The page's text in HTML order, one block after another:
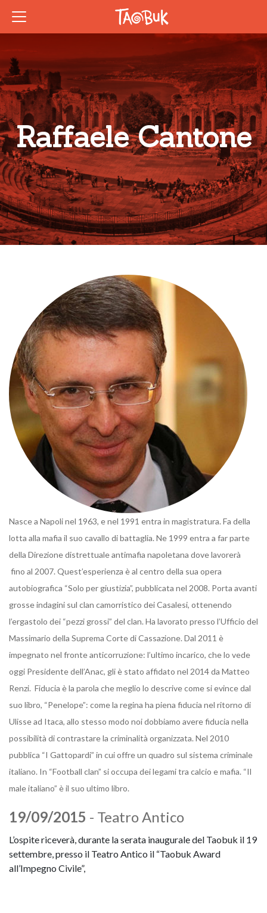
Raffaele Cantone
Nasce a Napoli nel 1963, e nel 1991 entra in magistratura. Fa della
lotta alla mafia il suo cavallo di battaglia. Ne 1999 entra a far parte
della Direzione distrettuale antimafia napoletana dove lavorerà
fino al 2007. Quest’esperienza è al centro della sua opera
autobiografica “Solo per giustizia”, pubblicata nel 2008. Porta avanti
grosse indagini sul clan camorristico dei Casalesi, ottenendo
l’ergastolo dei “pezzi grossi” del clan. Ha lavorato presso l’Ufficio del
Massimario della Suprema Corte di Cassazione. Dal 2011 è
impegnato nel fronte anticorruzione: l’ultimo incarico, che lo vede
oggi Presidente dell’Anac, gli è stato affidato nel 2014 da Matteo
Renzi. Fiducia è la parola che meglio lo descrive come si evince dal
suo libro, “Penelope”: come la regina ha piena fiducia nel ritorno di
Ulisse ad Itaca, allo stesso modo noi dobbiamo avere fiducia nella
possibilità di contrastare la criminalità organizzata. Nel 2010
pubblica “I Gattopardi” in cui offre un quadro sul sistema criminale
italiano. In “Football clan” si occupa dei legami tra calcio e mafia. “Il
male italiano” è il suo ultimo libro.
19/09/2015 - Teatro Antico
L’ospite riceverà, durante la serata inaugurale del Taobuk il 19
settembre, presso il Teatro Antico il “Taobuk Award
all’Impegno Civile”,